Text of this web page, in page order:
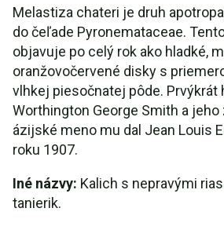
Melastiza chateri je druh
do čeľade Pyronemataceae.
objavuje po celý rok ako hladké,
oranžovočervené disky s
vlhkej piesočnatej pôde. Prvýkrát
Worthington George Smith a
ázijské meno mu dal Jean Louis
roku 1907.
Iné názvy: Kalich s nepravými
tanierik.